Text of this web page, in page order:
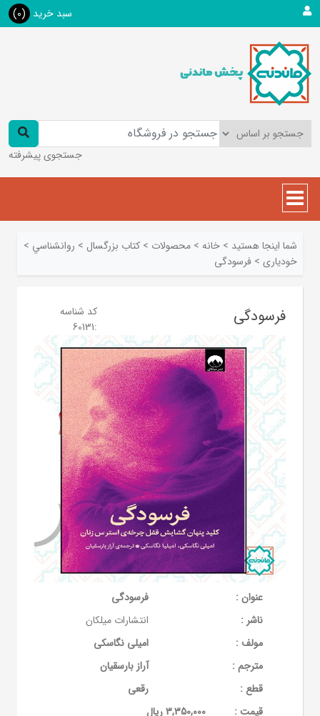
سبد خرید (0)
جستجوی پیشرفته
شما اینجا هستید > خانه > محصولات > کتاب بزرگسال > روانشناسي >
خودیاری > فرسودگی
فرسودگی
کد شناسه
:
60131
عنوان :
فرسودگی
ناشر :
انتشارات میلکان
مولف :
امیلی نگاسکی
مترجم :
آراز بارسقیان
قطع :
رقعی
قيمت :
3,350,000 ریال